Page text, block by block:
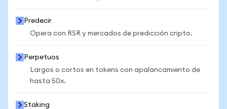
Predecir
Opera con RSR y mercados de predicción cripto.
Perpetuos
Largos o cortos en tokens con apalancamiento de
hasta 50x.
Staking